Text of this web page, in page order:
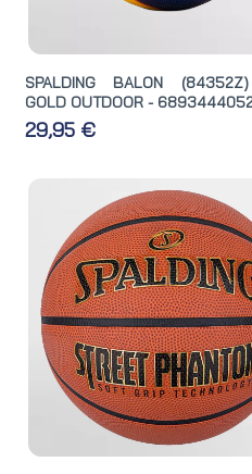
SPALDING BALON
GOLD OUTDOOR -
29,95 €